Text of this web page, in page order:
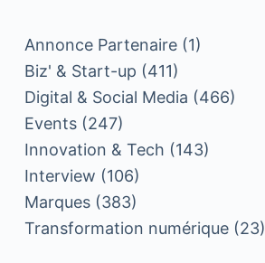
Annonce Partenaire(1)
Biz' & Start-up (411)
Digital & Social Media (466)
Events(247)
Innovation & Tech (143)
Interview (106)
Marques(383)
Transformation numérique(23)